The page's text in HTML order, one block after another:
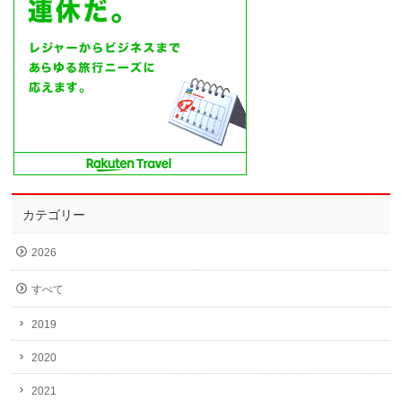
カテゴリー
2026
すべて
2019
2020
2021